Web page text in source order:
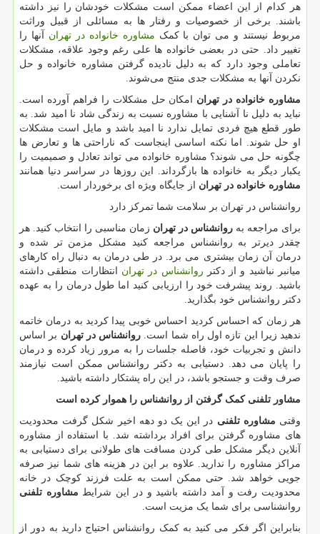
هر کدام از این اعضاء ممکن است مشکلات خودشان را نیز داشته
باشند. برخی از خصوصیات و رفتار ها به مسائلی از قبیل وراثت
مربوط نیستند و می توان با کمک مشاوره خانواده در تهران آنها را
تغییر داد. حتی در بعضی خانواده ها علی رغم وجود علاقه، مشکلات
تعاملی وجود دارد که به دلیل نادیده گرفتن مشاوره خانواده و حل
نکردن آنها به مشکلات جدی منتج می‌شوند.
مشاوره خانواده در تهران امکان حل مشکلات را فراهم آورده است.
نباید به دلیل نا آشنایی با مشاوره نسبت به زندگی شاد نا امید شد. به
طور قطع هیچ فردی تمایل ندارد نا امید باشد و مایل است مشکلات
او حل شوند. اما نکته اساسی اینجاست که ناراحتی ها و تعارض ها
چگونه حل می شوند؟ مشاوره خانواده می تواند تعادل و صمیمیت را
یکبار دیگر به خانواده ها بازگرداند. این روزها در سراسر دنیا همانند
مشاوره خانواده در تهران از جایگاه ویژه ای برخوردار است.
روانشناس در تهران بر سلامت شما تمرکز دارد
برای مراجعه به روانشناس در تهران زمان مناسبی را انتخاب کنید. هر
چقدر دیرتر به روانشناس مراجعه کنید مشکل مزمن تر شده و
درمان آن زمان بیشتری می برد. در طی درمان به دنبال راه کارهای
میانبر نباشید و از دکتر روانشناس در تهران انتظارات منطقی داشته
باشید. روند پیشرفت خود را ارزیابی کنید اما طول درمان را به عهده
دکتر روانشناس خود بگذارید.
هر زمان که احساس کردید احساس خوبی پیدا کردید به درمان خاتمه
ندهید زیرا این تازه اول راه شما است. روانشناس در تهران بر اساس
دانش و تجربیات خود، فاصله جلسات را به مرور زیاد کرده و درمان
را پایان می دهد. دستیابی به دکتر روانشناس ممکن است نیازمند
صرف وقت و جستجو باشد، در این راه پشتکار داشته باشید.
مشاور تلفنی کمک گرفتن از روانشناس را هموار کرده است
وقتی مشاوره تلفنی در این یک دو دهه اخیر شکل گرفت محدودیت
های مشاوره گرفتن برای افراد برداشته شد. با استفاده از مشاوره
آنلاین دیگر مشکل طی کردن مسافت های طولانی برای دستیابی به
مراکز مشاوره را ندارید. علاوه بر این در هزینه های شما نیز صرفه
جویی خواهد شد. حتی ممکن است به علت فرزند کوچک در خانه
محدودیت رفت و آمد داشته باشید و در این شرایط مشاوره تلفنی
روانشناسی برای شما یک مزیت است.
بنابراین اگر فکر می کنید به کمک روانشناس احتیاج دارید به دور از